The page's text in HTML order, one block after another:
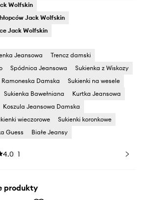
Wolfskin
Jack Wolfskin
Jack Wolfskin
Jeansowa
Trencz damski
Spódnica Jeansowa
Sukienka z Wiskozy
Ramoneska Damska
Sukienki na wesele
Sukienka Bawełniana
Kurtka Jeansowa
Koszula Jeansowa Damska
wieczorowe
Sukienki koronkowe
Guess Białe Jeansy
4.0 1
produkty